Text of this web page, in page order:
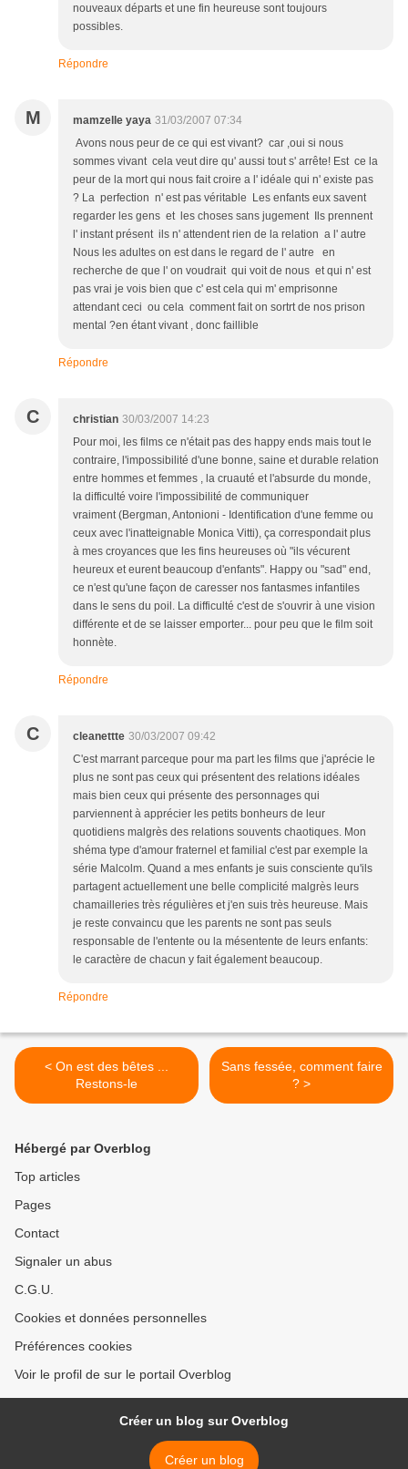
nouveaux départs et une fin heureuse sont toujours
possibles.
Répondre
M mamzelle yaya 31/03/2007 07:34
Avons nous peur de ce qui est vivant? car ,oui si nous
sommes vivant cela veut dire qu' aussi tout s' arrête! Est ce la
peur de la mort qui nous fait croire a l' idéale qui n' existe pas
? La perfection n' est pas véritable Les enfants eux savent
regarder les gens et les choses sans jugement Ils prennent
l' instant présent ils n' attendent rien de la relation a l' autre
Nous les adultes on est dans le regard de l' autre en
recherche de que l' on voudrait qui voit de nous et qui n' est
pas vrai je vois bien que c' est cela qui m' emprisonne
attendant ceci ou cela comment fait on sortrt de nos prison
mental ?en étant vivant , donc faillible
Répondre
C christian 30/03/2007 14:23
Pour moi, les films ce n'était pas des happy ends mais tout le
contraire, l'impossibilité d'une bonne, saine et durable relation
entre hommes et femmes , la cruauté et l'absurde du monde,
la difficulté voire l'impossibilité de communiquer
vraiment (Bergman, Antonioni - Identification d'une femme ou
ceux avec l'inatteignable Monica Vitti), ça correspondait plus
à mes croyances que les fins heureuses où "ils vécurent
heureux et eurent beaucoup d'enfants". Happy ou "sad" end,
ce n'est qu'une façon de caresser nos fantasmes infantiles
dans le sens du poil. La difficulté c'est de s'ouvrir à une vision
différente et de se laisser emporter... pour peu que le film soit
honnète.
Répondre
C cleanettte 30/03/2007 09:42
C'est marrant parceque pour ma part les films que j'aprécie le
plus ne sont pas ceux qui présentent des relations idéales
mais bien ceux qui présente des personnages qui
parviennent à apprécier les petits bonheurs de leur
quotidiens malgrès des relations souvents chaotiques. Mon
shéma type d'amour fraternel et familial c'est par exemple la
série Malcolm. Quand a mes enfants je suis consciente qu'ils
partagent actuellement une belle complicité malgrès leurs
chamailleries très régulières et j'en suis très heureuse. Mais
je reste convaincu que les parents ne sont pas seuls
responsable de l'entente ou la mésentente de leurs enfants:
le caractère de chacun y fait également beaucoup.
Répondre
< On est des bêtes ...
Restons-le
Sans fessée, comment faire
? >
Hébergé par Overblog
Top articles
Pages
Contact
Signaler un abus
C.G.U.
Cookies et données personnelles
Préférences cookies
Voir le profil de sur le portail Overblog
Créer un blog sur Overblog
Créer un blog